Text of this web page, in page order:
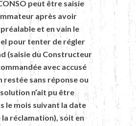
peut être saisie
après avoir
et en vain le
pour tenter de régler
(saisie du Constructeur
avec accusé
restée sans réponse ou
n’ait pu être
le mois suivant la date
réclamation), soit en